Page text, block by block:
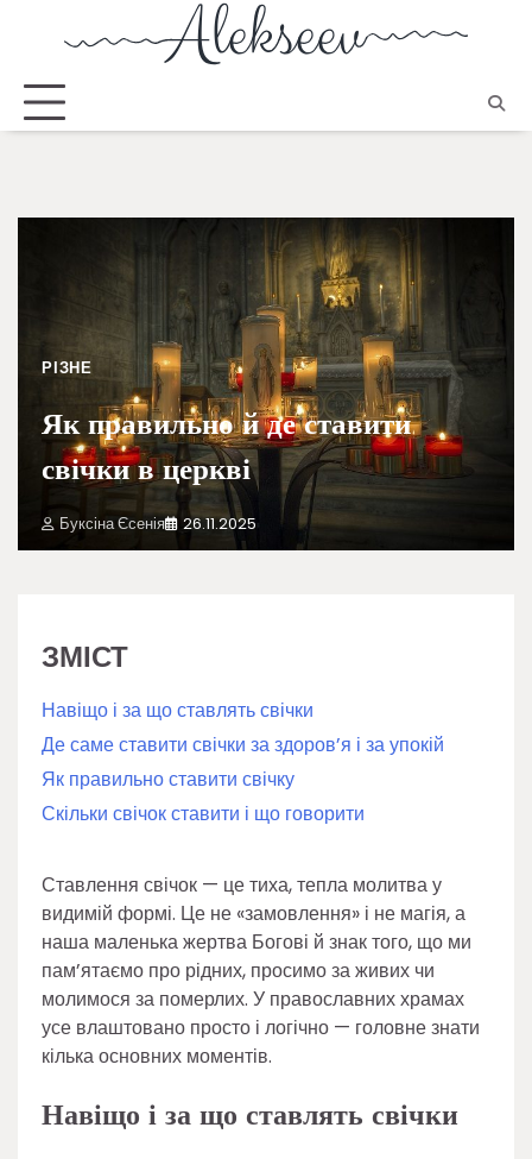
РІЗНЕ
Як правильно й де ставити
свічки в церкві
Буксіна Єсенія 26.11.2025
ЗМІСТ
Навіщо і за що ставлять свічки
Де саме ставити свічки за здоров’я і за упокій
Як правильно ставити свічку
Скільки свічок ставити і що говорити
Ставлення свічок — це тиха, тепла молитва у
видимій формі. Це не «замовлення» і не магія, а
наша маленька жертва Богові й знак того, що ми
пам’ятаємо про рідних, просимо за живих чи
молимося за померлих. У православних храмах
усе влаштовано просто і логічно — головне знати
кілька основних моментів.
Навіщо і за що ставлять свічки